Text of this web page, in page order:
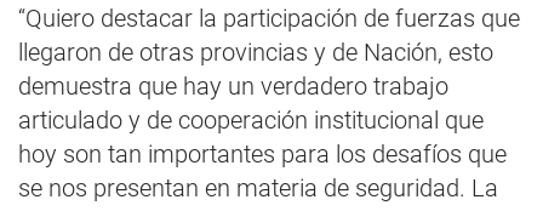
“Quiero destacar la participación de fuerzas que
llegaron de otras provincias y de Nación, esto
demuestra que hay un verdadero trabajo
articulado y de cooperación institucional que
hoy son tan importantes para los desafíos que
se nos presentan en materia de seguridad. La